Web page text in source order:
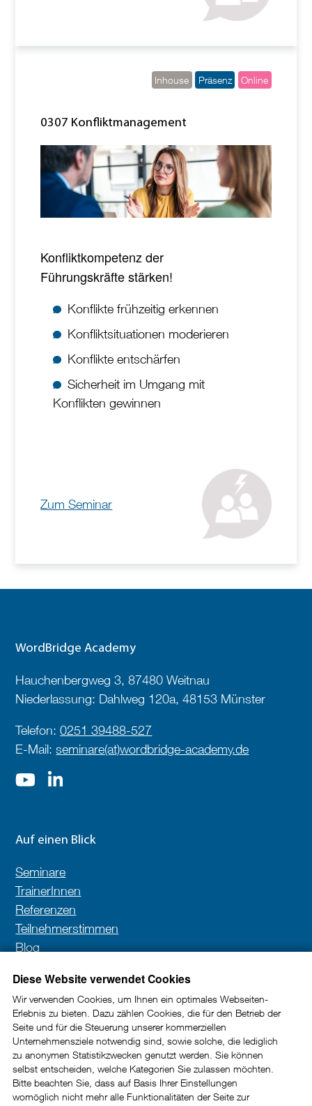
Diese Website verwendet Cookies
Wir verwenden Cookies, um Ihnen ein optimales Webseiten-
Erlebnis zu bieten. Dazu zählen Cookies, die für den Betrieb der
Seite und für die Steuerung unserer kommerziellen
Unternehmensziele notwendig sind, sowie solche, die lediglich
zu anonymen Statistikzwecken genutzt werden. Sie können
selbst entscheiden, welche Kategorien Sie zulassen möchten.
Bitte beachten Sie, dass auf Basis Ihrer Einstellungen
womöglich nicht mehr alle Funktionalitäten der Seite zur
Inhouse Präsenz Online
0307 Konfliktmanagement
Konfliktkompetenz der
Führungskräfte stärken!
Konflikte frühzeitig erkennen
Konfliktsituationen moderieren
Konflikte entschärfen
Sicherheit im Umgang mit
Konflikten gewinnen
Zum Seminar
WordBridge Academy
Hauchenbergweg 3, 87480 Weitnau
Niederlassung: Dahlweg 120a, 48153 Münster
Telefon:0251 39488-527
E-Mail:seminare(at)wordbridge-academy.de
Auf einen Blick
Seminare
TrainerInnen
Referenzen
Teilnehmerstimmen
Blog
Newsletter
In unserem Newsletter erhalten Sie wertvolle Impulse
und Tipps rund um die Kundenkommunikation im
B2B-Bereich.